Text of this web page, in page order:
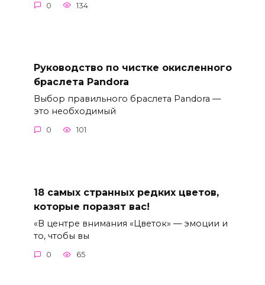
0 134
Руководство по чистке окисленного
браслета Pandora
Выбор правильного браслета Pandora —
это необходимый
0 101
18 самых странных редких цветов,
которые поразят вас!
«В центре внимания «Цветок» — эмоции и
то, чтобы вы
0 65